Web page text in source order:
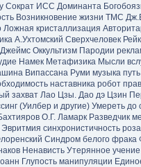
Сократ ИСС Доминанта
Возникновение жизни ТМС
Ложная кристаллизация
А.Ухтомский Сверхчеловек
Оккультизм Пародии
Намек Метафизика Мысли
Випассана Руми музыка путь
наставника робот
захват Лао Цзы. Дао дэ Цзин
(Уилбер и другие) Умереть до
О.Г. Ламарк Разведчик
Эвритмия синхронистичность роза
Синдром белого фрака
Ненависть Утерянное
Глупость манипуляции